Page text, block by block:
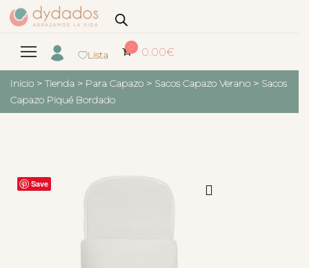
Lista
0 0.00€
Inicio > Tienda > Para Capazo > Sacos Capazo Verano > Sacos
Capazo Piqué Bordado
Save